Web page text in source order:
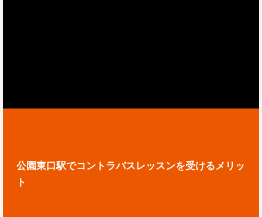
公園東口駅でコントラバスレッスンを受けるメリッ
ト